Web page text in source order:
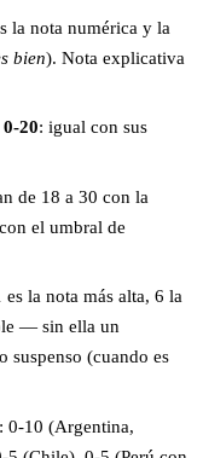
la nota numérica y la
bien). Nota explicativa
20: igual con sus
de 18 a 30 con la
el umbral de
es la nota más alta, 6 la
— sin ella un
suspenso (cuando es
0-10 (Argentina,